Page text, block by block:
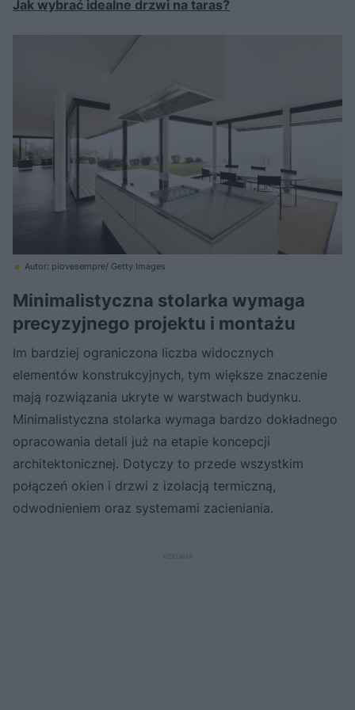
Jak wybrać idealne drzwi na taras?
Autor: piovesempre/ Getty Images
Minimalistyczna stolarka wymaga
precyzyjnego projektu i montażu
Im bardziej ograniczona liczba widocznych
elementów konstrukcyjnych, tym większe znaczenie
mają rozwiązania ukryte w warstwach budynku.
Minimalistyczna stolarka wymaga bardzo dokładnego
opracowania detali już na etapie koncepcji
architektonicznej. Dotyczy to przede wszystkim
połączeń okien i drzwi z izolacją termiczną,
odwodnieniem oraz systemami zacieniania.